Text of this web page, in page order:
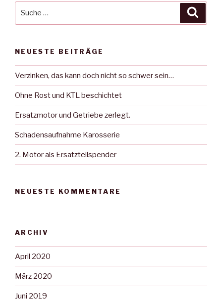
NEUESTE BEITRÄGE
Verzinken, das kann doch nicht so schwer sein…
Ohne Rost und KTL beschichtet
Ersatzmotor und Getriebe zerlegt.
Schadensaufnahme Karosserie
2. Motor als Ersatzteilspender
NEUESTE KOMMENTARE
ARCHIV
April 2020
März 2020
Juni 2019